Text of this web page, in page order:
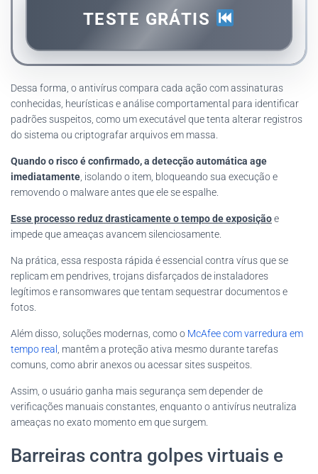
TESTE GRÁTIS
Dessa forma, o antivírus compara cada ação com assinaturas
conhecidas, heurísticas e análise comportamental para identificar
padrões suspeitos, como um executável que tenta alterar registros
do sistema ou criptografar arquivos em massa.
Quando o risco é confirmado, a detecção automática age
imediatamente, isolando o item, bloqueando sua execução e
removendo o malware antes que ele se espalhe.
Esse processo reduz drasticamente o tempo de exposiçãoe
impede que ameaças avancem silenciosamente.
Na prática, essa resposta rápida é essencial contra vírus que se
replicam em pendrives, trojans disfarçados de instaladores
legítimos e ransomwares que tentam sequestrar documentos e
fotos.
Além disso, soluções modernas, como o McAfee com varredura em
tempo real , mantêm a proteção ativa mesmo durante tarefas
comuns, como abrir anexos ou acessar sites suspeitos.
Assim, o usuário ganha mais segurança sem depender de
verificações manuais constantes, enquanto o antivírus neutraliza
ameaças no exato momento em que surgem.
Barreiras contra golpes virtuais e